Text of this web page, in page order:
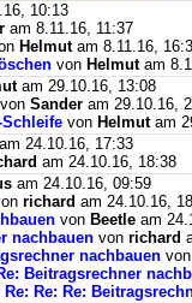
10:13
am 8.11.16, 11:37
Helmutam 8.11.16,
von Helmutam
am 29.10.16, 13:08
von Sander am 29.10.16,
Schleife von Helmutam
am 24.10.16, 17:33
am 24.10.16, 18:38
am 24.10.16, 09:59
richard am 24.10.16,
von Beetle am
nachbauen von richard
nachbauen
Beitragsrechner
Re: Re: Re: